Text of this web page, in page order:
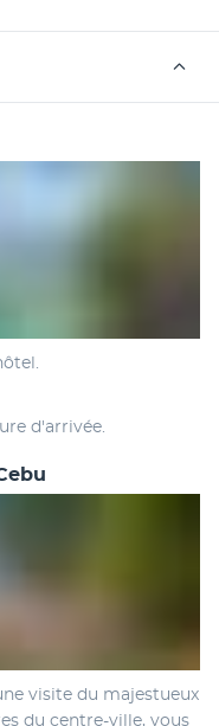
d'arrivée.
du centre-ville, vous